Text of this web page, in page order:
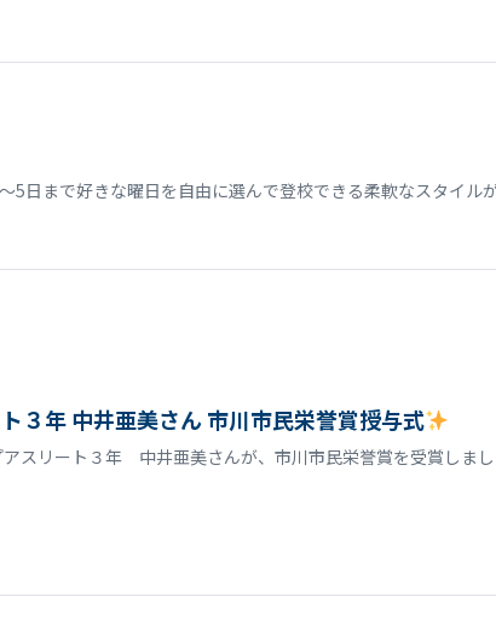
5日まで好きな曜日を自由に選んで登校できる柔軟なスタイル
３年 中井亜美さん 市川市民栄誉賞授与式
スリート３年 中井亜美さんが、市川市民栄誉賞を受賞しま